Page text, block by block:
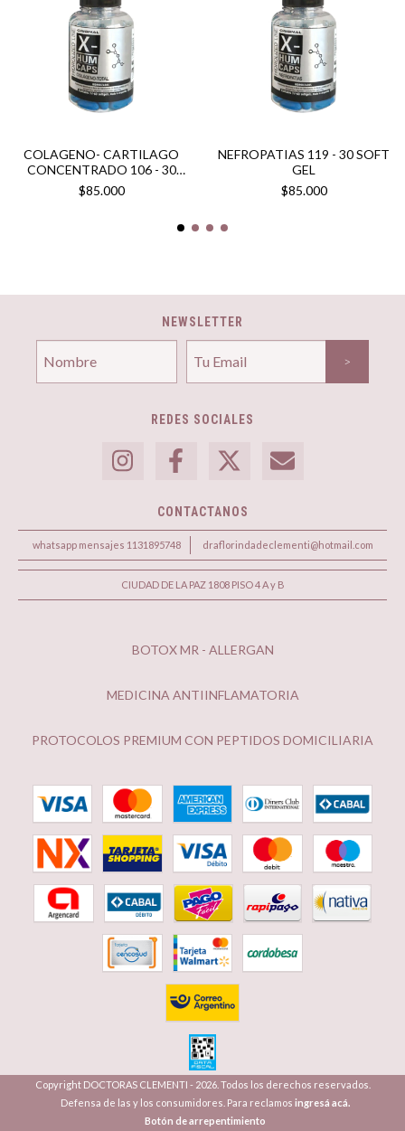
COLAGENO- CARTILAGO
CONCENTRADO 106 - 30
SOFT GEL
$85.000
NEFROPATIAS 119 - 30 SOFT
GEL
$85.000
NEWSLETTER
REDES SOCIALES
CONTACTANOS
whatsapp mensajes 1131895748 draflorindadeclementi@hotmail.com
CIUDAD DE LA PAZ 1808 PISO 4 A y B
BOTOX MR - ALLERGAN
MEDICINA ANTIINFLAMATORIA
PROTOCOLOS PREMIUM CON PEPTIDOS DOMICILIARIA
Copyright DOCTORAS CLEMENTI - 2026. Todos los derechos reservados.
Defensa de las y los consumidores. Para reclamos ingresá acá.
Botón de arrepentimiento